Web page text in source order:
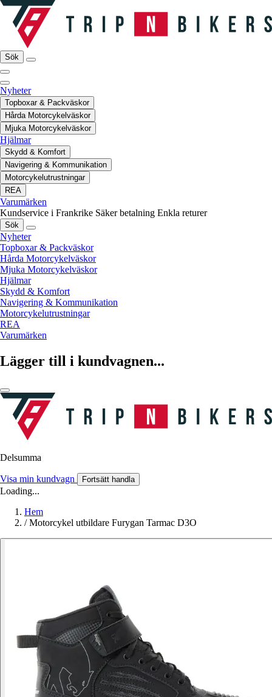
Sök
Nyheter
Topboxar & Packväskor
Hårda Motorcykelväskor
Mjuka Motorcykelväskor
Hjälmar
Skydd & Komfort
Navigering & Kommunikation
Motorcykelutrustningar
REA
Varumärken
Kundservice i Frankrike Säker betalning Enkla returer
Sök
Nyheter
Topboxar & Packväskor
Hårda Motorcykelväskor
Mjuka Motorcykelväskor
Hjälmar
Skydd & Komfort
Navigering & Kommunikation
Motorcykelutrustningar
REA
Varumärken
Lägger till i kundvagnen...
Delsumma
Visa min kundvagn Fortsätt handla
Loading...
Hem
/ Motorcykel utbildare Furygan Tarmac D3O